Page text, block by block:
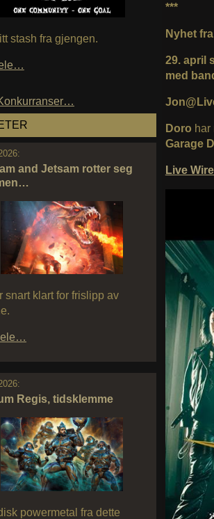
stash fra gjengen.
and Jetsam rotter seg
snart klart for frislipp av
Regis, tidsklemme
powermetal fra dette
***
Nyhet
29. april
med
Doro har
Garage
Live